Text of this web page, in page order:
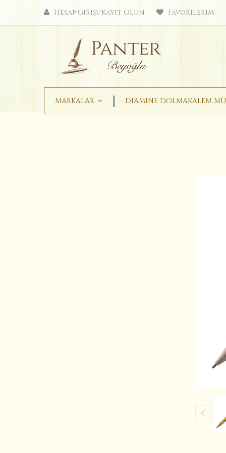
Hesap Girişi/Kayıt Olun Favorilerim
MARKALAR DIAMINE DOLMAKALEM